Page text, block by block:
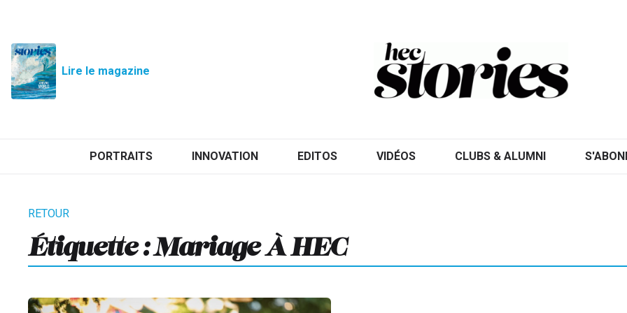
Lire le magazine
PORTRAITS INNOVATION EDITOS VIDÉOS CLUBS & ALUMNI
Étiquette : Mariage À HEC